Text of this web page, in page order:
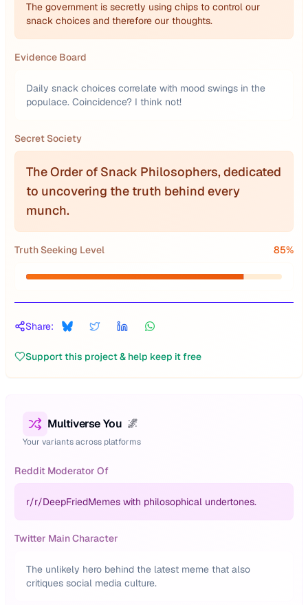
The government is secretly using chips to control our
snack choices and therefore our thoughts.
Evidence Board
Daily snack choices correlate with mood swings in the
populace. Coincidence? I think not!
Secret Society
The Order of Snack Philosophers, dedicated
to uncovering the truth behind every
munch.
Truth Seeking Level 85%
Share:
Support this project & help keep it free
Multiverse You 🌌
Your variants across platforms
Reddit Moderator Of
r/r/DeepFriedMemes with philosophical undertones.
Twitter Main Character
The unlikely hero behind the latest meme that also
critiques social media culture.